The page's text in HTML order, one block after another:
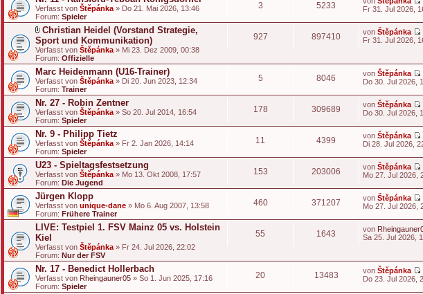
t
r
r
B
t
r
Verfasst von Štěpánka » Do 21. Mai 2026, 13:46
Forum: Spieler
3 5233
r
Fr 31. Jul 2026,
D
a
t
e
i
a
n
h
a
n
g
Christian Heidel (Vorstand Strategie,
Sport und Kommunikation)
Verfasst von Štěpánka » Mi 23. Dez 2009, 00:38
Forum: Offizielle
927 897410 von Štěpánka
t
r
Fr 31. Jul 2026,
Marc Heidenmann (U16-Trainer)
Verfasst von Štěpánka » Di 20. Jun 2023, 12:34
Forum: Trainer
5 8046 von Štěpánka
t
r
Do 30. Jul 2026,
Nr. 27 - Robin Zentner
Verfasst von Štěpánka » So 20. Jul 2014, 16:54
Forum: Spieler
178 309689 von Štěpánka
t
r
Do 30. Jul 2026,
Nr. 9 - Philipp Tietz
Verfasst von Štěpánka » Fr 2. Jan 2026, 14:14
Forum: Spieler
11 4399 von Štěpánka
i
t
r
Di 28. Jul 2026,
U23 - Spieltagsfestsetzung
Verfasst von Štěpánka » Mo 13. Okt 2008, 17:57
Forum: Die Jugend
153 203006 von Štěpánka
r
Mo 27. Jul 2026,
Jürgen Klopp
Verfasst von unique-dane » Mo 6. Aug 2007, 13:58
Forum: Frühere Trainer
460 371207 von Štěpánka
r
Mo 27. Jul 2026,
LIVE: Testpiel 1. FSV Mainz 05 vs. Holstein
Kiel
Verfasst von Štěpánka » Fr 24. Jul 2026, 22:02
Forum: Nur der FSV
55 1643 von
Sa 25. Jul 2026,
Nr. 17 - Benedict Hollerbach
Verfasst von Rheingauner05 » So 1. Jun 2025, 17:16
Forum: Spieler
20 13483 von Štěpánka
Do 23. Jul 2026,